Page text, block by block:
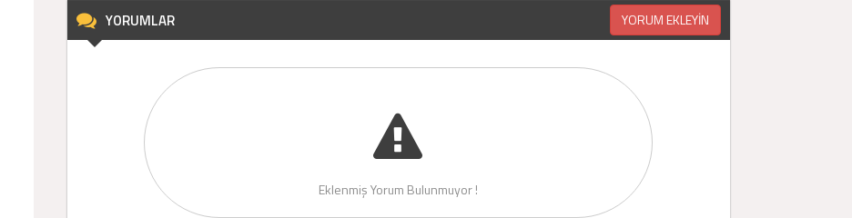
YORUMLAR YORUM EKLEYİN
Eklenmiş Yorum Bulunmuyor !